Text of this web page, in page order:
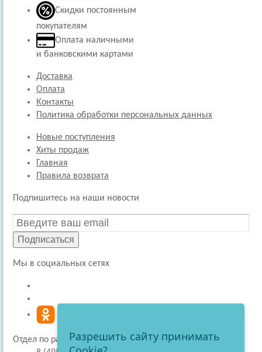
Скидки постоянным
покупателям
Оплата наличными
и банковскими картами
Доставка
Оплата
Контакты
Политика обработки персональных данных
Новые поступления
Хиты продаж
Главная
Правила возврата
Подпишитесь на наши новости
Подписаться
Мы в социальных сетях
Отдел по работе с покупателями
Разрешить сайту принимать